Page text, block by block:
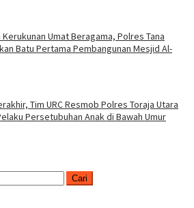
Umat Beragama, Polres Tana
Batu Pertama Pembangunan Mesjid Al-
Tim URC Resmob Polres Toraja Utara
Persetubuhan Anak di Bawah Umur